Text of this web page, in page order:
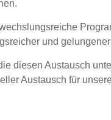
und
diesen Austausch
Austausch für